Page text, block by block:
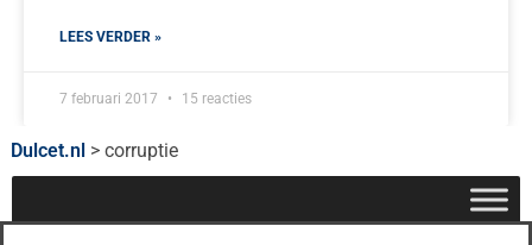
LEES VERDER »
7 februari 2017 15 reacties
Dulcet.nl > corruptie